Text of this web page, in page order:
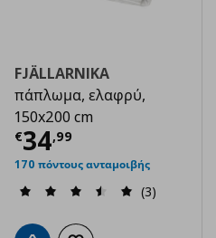
FJÄLLARNIKA
πάπλωμα, ελαφρύ,
150x200 cm
€34,99
Τρέχουσα τιμή
170 πόντους ανταμοιβής
(3)